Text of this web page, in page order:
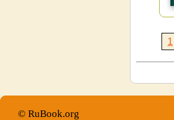
1
© RuBook.org